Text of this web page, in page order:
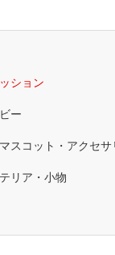
ション
ー
スコット・アクセサ
リア・小物